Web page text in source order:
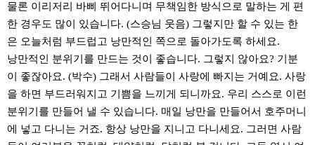
물론 이리저리 바삐 뛰어다니며 무책임한 방식으로 말하는 게 편
한 경우도 많이 있습니다. (스승님 웃음) 그렇지만 할 수 있는 한
은 오늘처럼 부드럽고 낭만적인 쪽으로 돌아가도록 하세요.
낭만적인 분위기를 만드는 것이 좋습니다. 그렇지 않아요? 기분
이 좋잖아요. (박수) 그래서 사람들이 사랑에 빠지는 거예요. 사랑
을 하면 부드러워지고 기쁨을 느끼게 되니까요. 우리 스스로 이런
분위기를 만들어 낼 수 있습니다. 매일 낭만을 만들어서 호주머니
에 넣고 다니는 거죠. 항상 낭만을 지니고 다니세요. 그러면 사람